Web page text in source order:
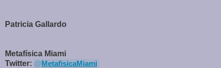
Patricia Gallardo
Metafísica Miami
Twitter: @MetafisicaMiami